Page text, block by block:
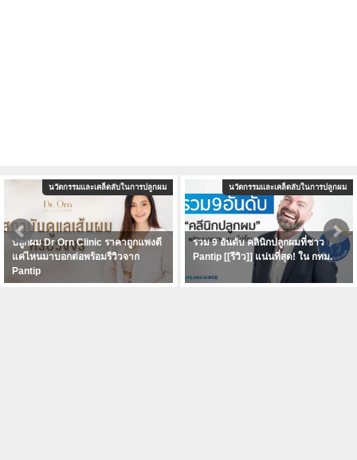
นวัตกรรมและเคล็ดลับในการปลูกผม
ปลูกผม Dr Orn Clinic ราคาถูกแพงดี
แค่ไหนมาบอกต่อพร้อมรีวิวจาก
Pantip
นวัตกรรมและเคล็ดลับในการปลูกผม
รวม 9 อันดับ คลินิกปลูกผมที่ชาว
Pantip [[รีวิว]] แน่นที่สุด! ใน กทม.